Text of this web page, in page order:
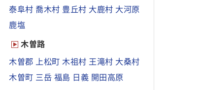
泰阜村 喬木村 豊丘村 大鹿村 大河原
鹿塩
木曽路
木曽郡 上松町 木祖村 王滝村 大桑村
木曽町 三岳 福島 日義 開田高原